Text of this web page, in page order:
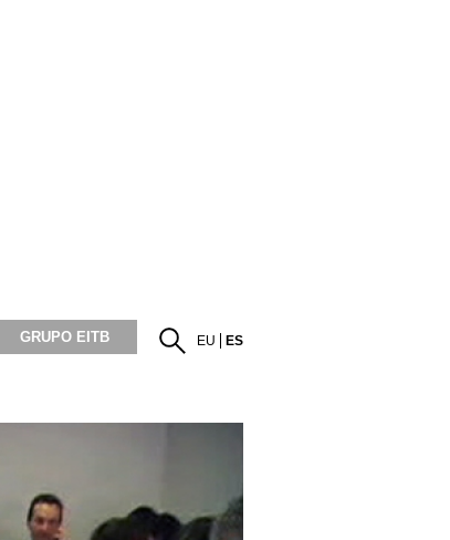
GRUPO EITB EU ES